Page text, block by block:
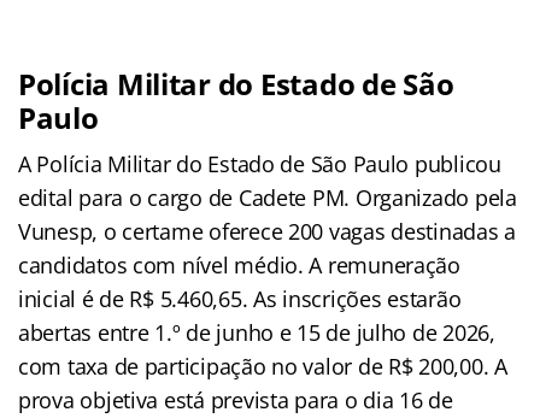
Polícia Militar do Estado de São
Paulo
A Polícia Militar do Estado de São Paulo publicou
edital para o cargo de Cadete PM. Organizado pela
Vunesp, o certame oferece 200 vagas destinadas a
candidatos com nível médio. A remuneração
inicial é de R$ 5.460,65. As inscrições estarão
abertas entre 1.º de junho e 15 de julho de 2026,
com taxa de participação no valor de R$ 200,00. A
prova objetiva está prevista para o dia 16 de